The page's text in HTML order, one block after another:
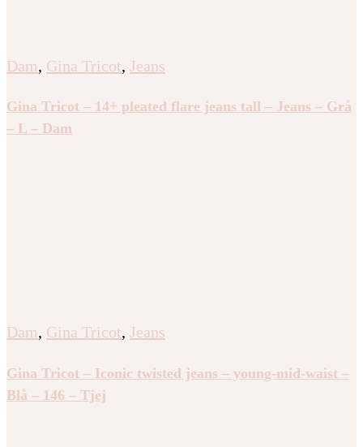
Dam, Gina Tricot, Jeans
Gina Tricot – 14+ pleated flare jeans tall – Jeans – Grå
– L – Dam
Dam, Gina Tricot, Jeans
Gina Tricot – Iconic twisted jeans – young-mid-waist –
Blå – 146 – Tjej